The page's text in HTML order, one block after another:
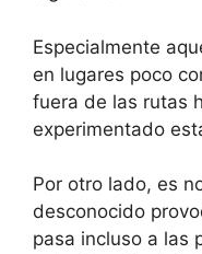
Especialmente
en lugares poco
fuera de las rutas
experimentado
Por otro lado, es
desconocido
pasa incluso a las